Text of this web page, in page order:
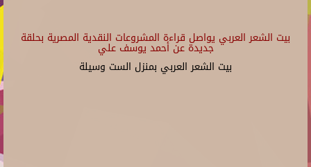
بيت الشعر العربي يواصل قراءة المشروعات النقدية المصرية بحلقة
جديدة عن أحمد يوسف علي
بيت الشعر العربي بمنزل الست وسيلة